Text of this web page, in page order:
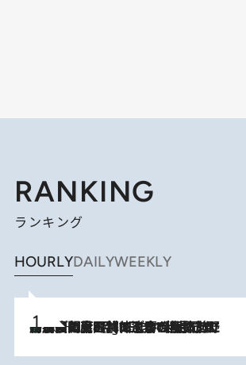
RANKING
ランキング
HOURLYDAILYWEEKLY
10 Hours Ago
「最後に見られてよかった」上野動物園の東園パンダ舎が解体前に特別公開。8月16日まで延長されたパネル展と共に辿る“半世紀”のパンダ飼育《解体工事の図面あり》